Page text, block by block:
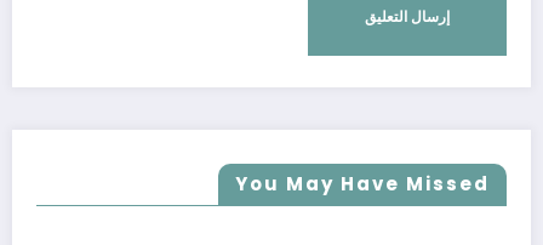
You May Have Missed